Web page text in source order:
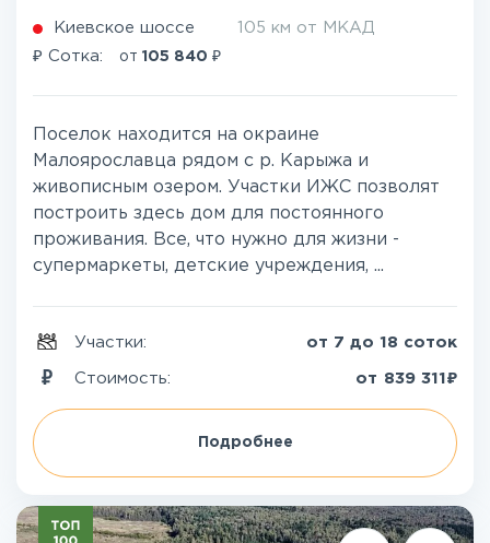
Киевское шоссе 105 км от МКАД
₽ Сотка: от 105 840 ₽
Поселок находится на окраине
Малоярославца рядом с р. Карыжа и
живописным озером. Участки ИЖС позволят
построить здесь дом для постоянного
проживания. Все, что нужно для жизни -
супермаркеты, детские учреждения, ...
Участки: от 7 до 18 соток
Стоимость: от 839 311 ₽
Подробнее